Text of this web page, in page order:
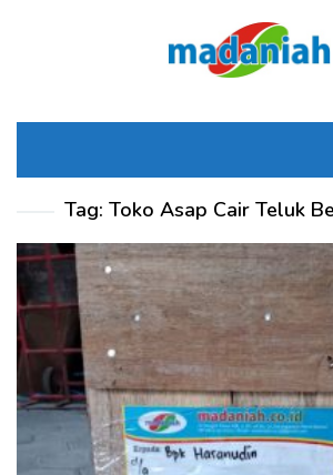
Tag: Toko Asap Cair Teluk